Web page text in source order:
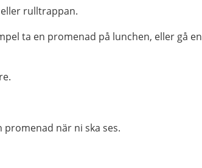
rulltrappan.
ta en promenad på lunchen, eller gå en
promenad när ni ska ses.